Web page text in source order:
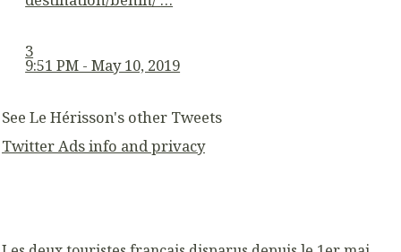
3
9:51 PM - May 10, 2019
See Le Hérisson's other Tweets
Twitter Ads info and privacy